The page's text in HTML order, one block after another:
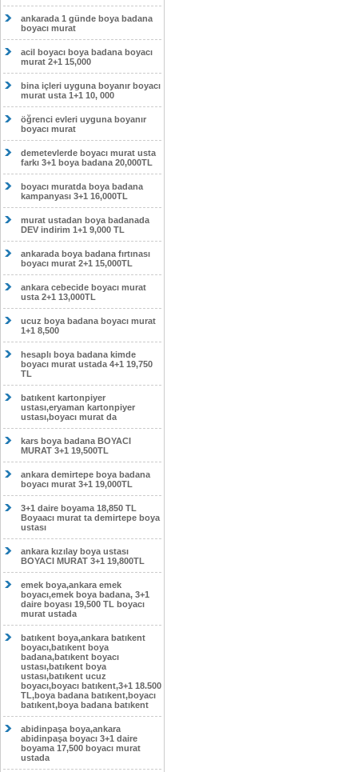
ankarada 1 günde boya badana
boyacı murat
acil boyacı boya badana boyacı
murat 2+1 15,000
bina içleri uyguna boyanır boyacı
murat usta 1+1 10, 000
öğrenci evleri uyguna boyanır
boyacı murat
demetevlerde boyacı murat usta
farkı 3+1 boya badana 20,000TL
boyacı muratda boya badana
kampanyası 3+1 16,000TL
murat ustadan boya badanada
DEV indirim 1+1 9,000 TL
ankarada boya badana fırtınası
boyacı murat 2+1 15,000TL
ankara cebecide boyacı murat
usta 2+1 13,000TL
ucuz boya badana boyacı murat
1+1 8,500
hesaplı boya badana kimde
boyacı murat ustada 4+1 19,750
TL
batıkent kartonpiyer
ustası,eryaman kartonpiyer
ustası,boyacı murat da
kars boya badana BOYACI
MURAT 3+1 19,500TL
ankara demirtepe boya badana
boyacı murat 3+1 19,000TL
3+1 daire boyama 18,850 TL
Boyaacı murat ta demirtepe boya
ustası
ankara kızılay boya ustası
BOYACI MURAT 3+1 19,800TL
emek boya,ankara emek
boyacı,emek boya badana, 3+1
daire boyası 19,500 TL boyacı
murat ustada
batıkent boya,ankara batıkent
boyacı,batıkent boya
badana,batıkent boyacı
ustası,batıkent boya
ustası,batıkent ucuz
boyacı,boyacı batıkent,3+1 18.500
TL,boya badana batıkent,boyacı
batıkent,boya badana batıkent
abidinpaşa boya,ankara
abidinpaşa boyacı 3+1 daire
boyama 17,500 boyacı murat
ustada